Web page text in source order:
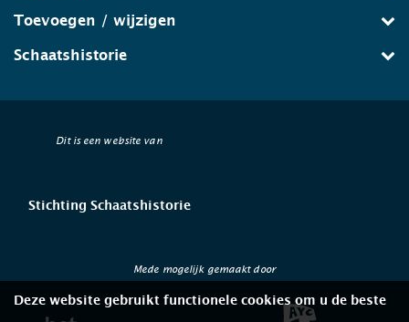
Toevoegen / wijzigen
Schaatshistorie
Dit is een website van
Stichting Schaatshistorie
Mede mogelijk gemaakt door
Deze website gebruikt functionele cookies om u de beste